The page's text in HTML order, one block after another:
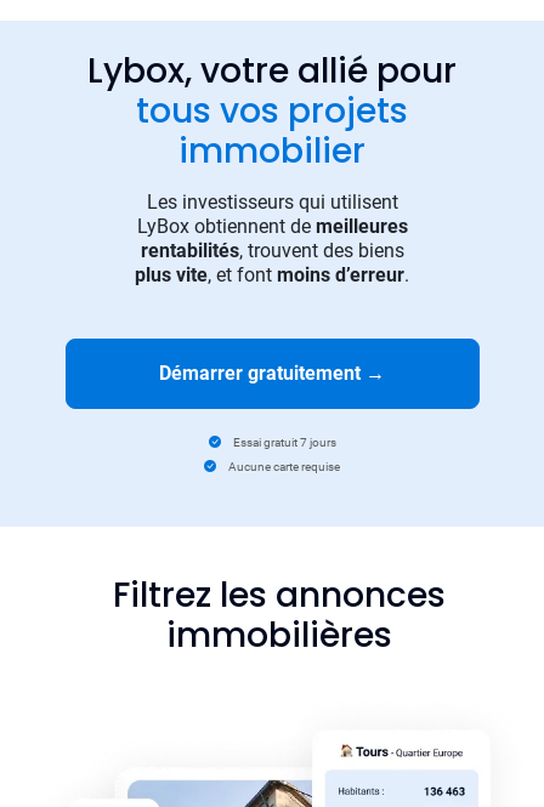
Lybox, votre allié pour
tous vos projets
immobilier
Les investisseurs qui utilisent
LyBox obtiennent de meilleures
rentabilités, trouvent des biens
plus vite, et font moins d’erreur.
Démarrer gratuitement →
Essai gratuit 7 jours
Aucune carte requise
Filtrez les annonces
immobilières